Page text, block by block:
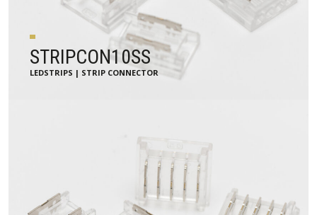
STRIPCON10SS
LEDSTRIPS | STRIP CONNECTOR